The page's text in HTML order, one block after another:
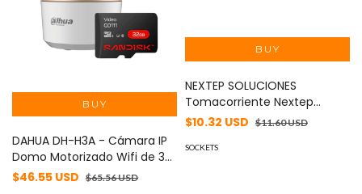
DAHUA DH-H3A - Cámara IP
Domo Motorizado Wifi de 3
Megapíxeles con IA,
$46.55 USD $65.56 USD
NEXTEP SOLUCIONES
Tomacorriente Nextep
Smart Doble Control Wi-Fi
$10.32 USD $11.60 USD
SOCKETS